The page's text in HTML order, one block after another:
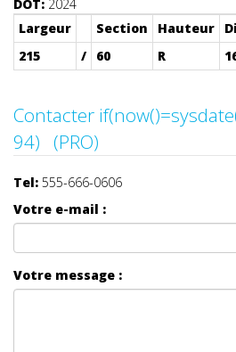
DOT: 2024
Largeur
Section Hauteur
215
/ 60 R
Contacter
94) (PRO)
Tel: 555-666-0606
Votre e-mail :
Votre message :